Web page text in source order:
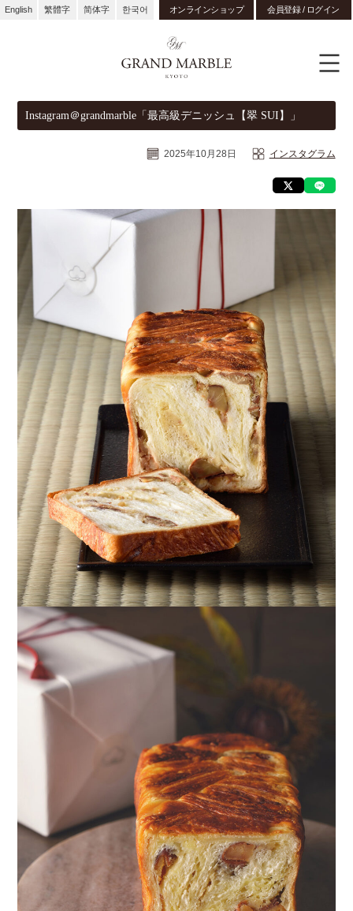
English 繁體字 简体字 한국어 オンラインショップ 会員登録 / ログイン
Instagram＠grandmarble「最高級デニッシュ【翠 SUI】」
2025年10月28日 インスタグラム